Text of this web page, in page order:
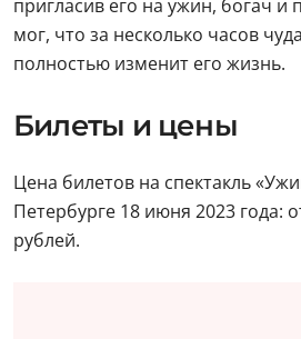
пригласив его на ужин, богач и
мог, что за несколько часов
полностью изменит его жизнь.
Билеты и цены
Цена билетов на спектакль
Петербурге 18 июня 2023 года:
рублей.